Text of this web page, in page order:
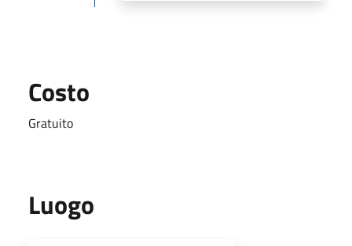
Costo
Gratuito
Luogo